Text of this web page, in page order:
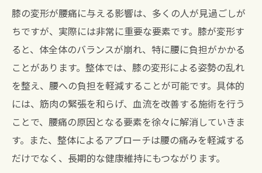
宝塚南口駅の整体院が提供する膝の変形治
療
膝の変形による腰痛を宝塚南口駅で整体で
改善
整体による膝と腰の痛みを同時にケアする
利点
宝塚南口駅で受けられる膝の変形専門整体
腰痛の緩和に繋がる膝の変形治療法を整体
で学ぶ
膝の変形が腰痛に与える影響は、多くの人が見過ごしが
ちですが、実際には非常に重要な要素です。膝が変形す
ると、体全体のバランスが崩れ、特に腰に負担がかかる
ことがあります。整体では、膝の変形による姿勢の乱れ
を整え、腰への負担を軽減することが可能です。具体的
には、筋肉の緊張を和らげ、血流を改善する施術を行う
ことで、腰痛の原因となる要素を徐々に解消していきま
す。また、整体によるアプローチは腰の痛みを軽減する
だけでなく、長期的な健康維持にもつながります。